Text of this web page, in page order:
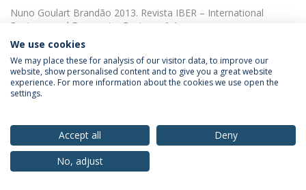
Nuno Goulart Brandão 2013. Revista IBER – International
Business and Economics Review, nº 4
DOWNLOAD AND MORE DETAILS
ARTIGO
Media
Nuno Goulart Brandão(with Nuno Goulart Brandão). 2012.
Revista Comunicação Empresarial
We use cookies
We may place these for analysis of our visitor data, to improve our
website, show personalised content and to give you a great website
experience. For more information about the cookies we use open the
settings.
Accept all
Deny
No, adjust